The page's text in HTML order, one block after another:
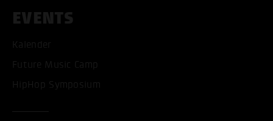
EVENTS
Kalender
Future Music Camp
HipHop Symposium